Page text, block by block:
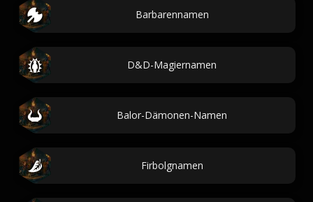
Barbarennamen
D&D-Magiernamen
Balor-Dämonen-Namen
Firbolgnamen